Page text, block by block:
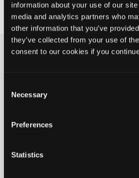
information about your use of our
media and analytics partners who
other information that you’ve
they’ve collected from your use of
consent to our cookies if you
Selection
Necessary
Preferences
Statistics